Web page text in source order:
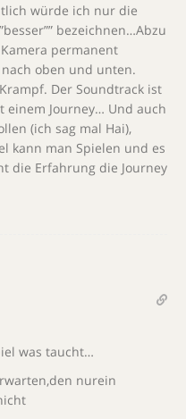
würde ich nur die
bezeichnen…Abzu
permanent
oben und unten.
Der Soundtrack ist
einem Journey… Und auch
(ich sag mal Hai),
kann man Spielen und es
die Erfahrung die Journey
was taucht…
nurein